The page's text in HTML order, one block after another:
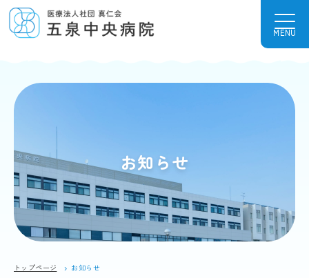
MENU
お知らせ
トップページ お知らせ